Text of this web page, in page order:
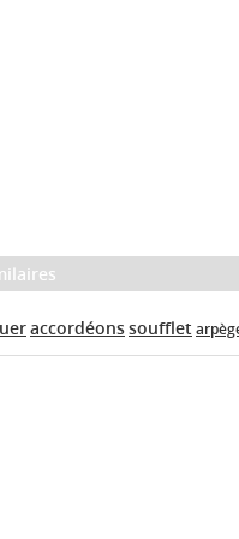
accordéonssoufflet